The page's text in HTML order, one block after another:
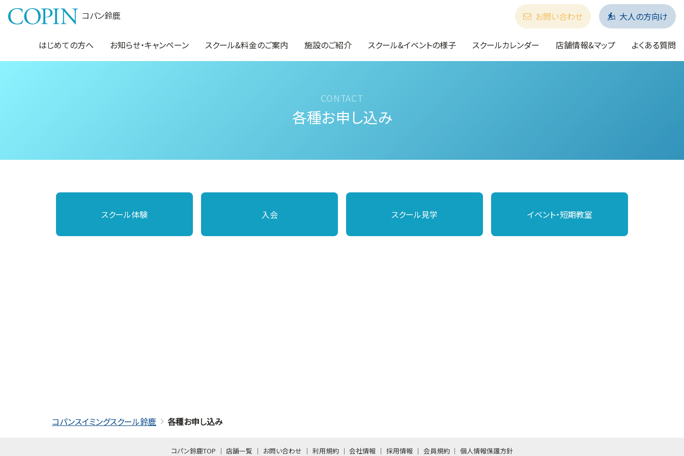
コパン鈴鹿
はじめての方へ お知らせ・キャンペーン スクール&料金のご案内 施設のご紹介 スクール&イベントの様子 スクールカレンダー 店舗情報&マップ よくある質問
お問い合わせ 大人の方向け
コパンスイミングスクール鈴鹿 各種お申し込み
各種お申し込み
スクール体験 入会 スクール見学 イベント・短期教室
コパン鈴鹿TOP 店舗一覧 お問い合わせ 利用規約 会社情報 採用情報 会員規約 個人情報保護方針